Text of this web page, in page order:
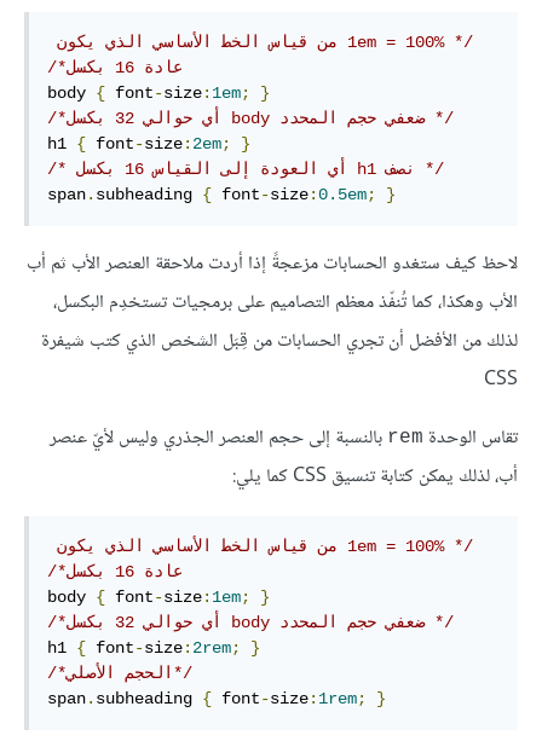
عادة 16 بكسل*/
body { font-size: 1em;
}
/*أي حوالي 32 بكسل body ضعفي حجم المحدد */
h1 { font-size: 2em;
}
/* أي العودة إلى القياس 16 بكسل h1 نصف */
span. subheading { font-size:0.5em; }
لاحظ كيف ستغدو الحسابات مزعجةً إذا أردت ملاحقة العنصر الأب ثم أب
الأب وهكذا، كما تُنفّذ معظم التصاميم على برمجيات تستخدِم البكسل،
لذلك من الأفضل أن تجري الحسابات من قِبَل الشخص الذي كتب شيفرة
CSS
تقاس الوحدة rem بالنسبة إلى حجم العنصر الجذري وليس لأيّ عنصر
أب، لذلك يمكن كتابة تنسيق CSS كما يلي:
عادة 16 بكسل*/
body { font-size: 1em;
}
/*أي حوالي 32 بكسل body ضعفي حجم المحدد */
h1 { font-size: 2rem;
}
/*الحجم الأصلي*/
span. subheading { font-size: 1rem; }